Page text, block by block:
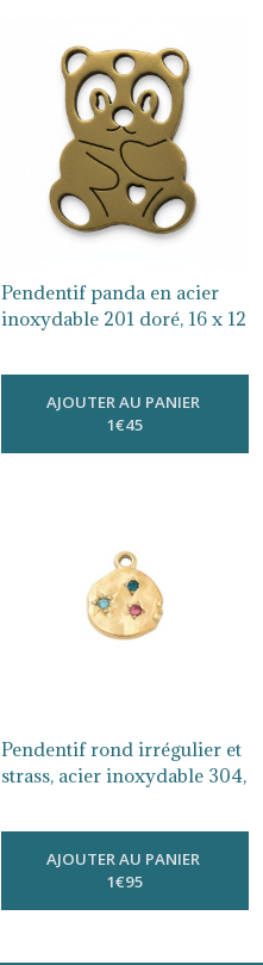
Pendentif panda en acier
inoxydable 201 doré, 16 x 12
AJOUTER AU PANIER
1€45
Pendentif rond irrégulier et
strass, acier inoxydable 304,
ionique, AC23-Breloques Et
Pendentifs Acier Inoxydable Doré
AJOUTER AU PANIER
1€95